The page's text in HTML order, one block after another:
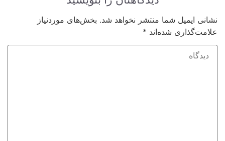
نشانی ایمیل شما منتشر نخواهد شد. بخش‌های موردنیاز
علامت‌گذاری شده‌اند *